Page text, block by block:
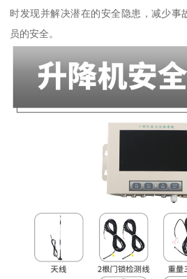
时发现并解决潜在的安全隐患，减少事
员的安全。